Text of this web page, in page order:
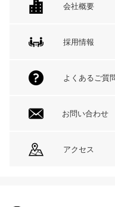
会社概要
採用情報
よくあるご質
お問い合わせ
アクセス